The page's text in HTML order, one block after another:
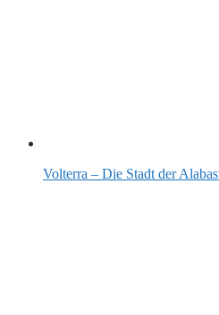
Volterra – Die Stadt der